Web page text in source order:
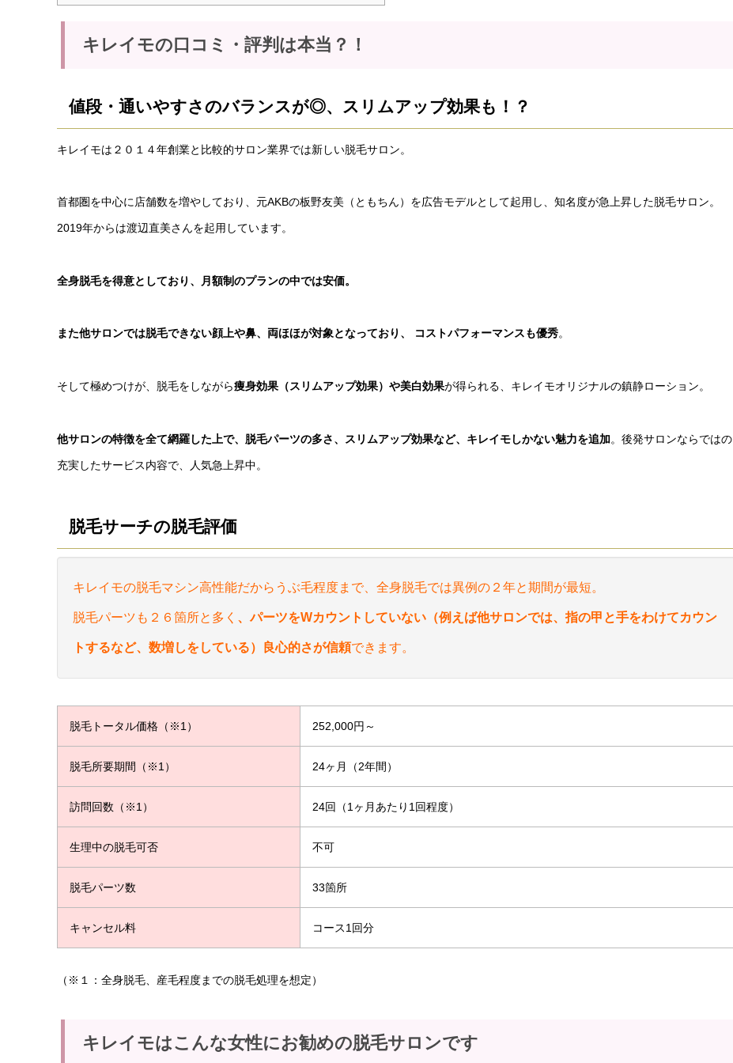
キレイモの口コミ・評判は本当？！
値段・通いやすさのバランスが◎、スリムアップ効果も！？
キレイモは２０１４年創業と比較的サロン業界では新しい脱毛サロン。
首都圏を中心に店舗数を増やしており、元AKBの板野友美（ともちん）を広告モデルとして起用し、知名度が急上昇した脱毛サロン。
2019年からは渡辺直美さんを起用しています。
全身脱毛を得意としており、月額制のプランの中では安価。
また他サロンでは脱毛できない顔上や鼻、両ほほが対象となっており、 コストパフォーマンスも優秀。
そして極めつけが、脱毛をしながら痩身効果（スリムアップ効果）や美白効果が得られる、キレイモオリジナルの鎮静ローション。
他サロンの特徴を全て網羅した上で、脱毛パーツの多さ、スリムアップ効果など、キレイモしかない魅力を追加。後発サロンならではの
充実したサービス内容で、人気急上昇中。
脱毛サーチの脱毛評価
キレイモの脱毛マシン高性能だからうぶ毛程度まで、全身脱毛では異例の２年と期間が最短。
脱毛パーツも２６箇所と多く 、パーツをWカウントしていない（例えば他サロンでは、指の甲と手をわけてカウン
トするなど、数増しをしている）良心的さが信頼できます。
脱毛トータル価格（※1） 252,000円～
脱毛所要期間（※1） 24ヶ月（2年間）
訪問回数（※1） 24回（1ヶ月あたり1回程度）
生理中の脱毛可否 不可
脱毛パーツ数 33箇所
キャンセル料 コース1回分
（※１：全身脱毛、産毛程度までの脱毛処理を想定）
キレイモはこんな女性にお勧めの脱毛サロンです